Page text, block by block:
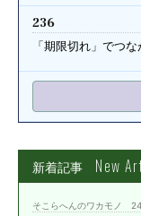
236
「期限切れ」でつな
新着記事 New
そこらへんのワカモノ